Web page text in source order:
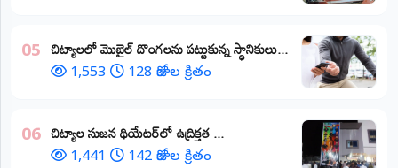
05 చిట్యాలలో మొబైల్ దొంగలను పట్టుకున్న స్థానికులు...
1,553 128 రోజుల క్రితం
06 చిట్యాల సుజన థియేటర్‌లో ఉద్రిక్తత ...
1,441 142 రోజుల క్రితం